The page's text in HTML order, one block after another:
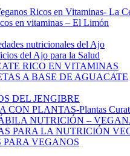
Ricos en Vitaminas- La
en vitaminas – El Limón
nutricionales del Ajo
del Ajo para la Salud
RICO EN VITAMINAS
A BASE DE AGUACATE
DEL JENGIBRE
CON PLANTAS-Plantas
NUTRICIÓN –
PARA LA NUTRICIÓN
PARA VEGANOS